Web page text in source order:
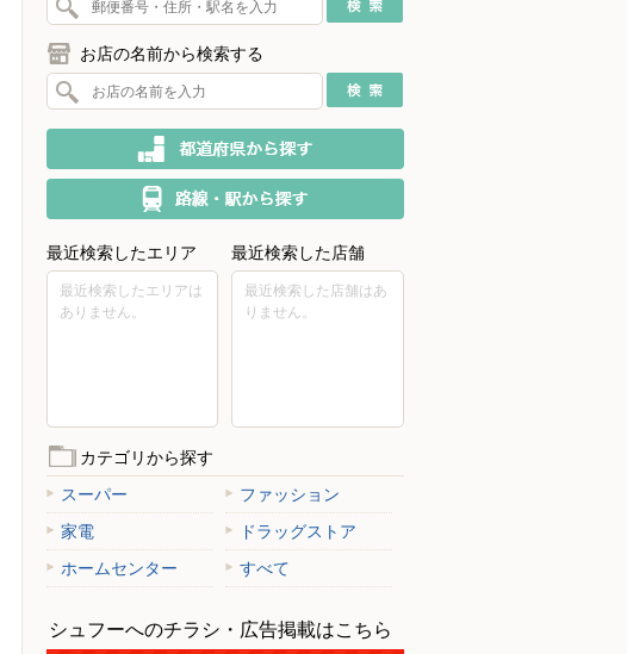
お店の名前から検索する
最近検索したエリア
最近検索したエリアは
ありません。
最近検索した店舗
最近検索した店舗はあ
りません。
カテゴリから探す
スーパー
ファッション
家電
ドラッグストア
ホームセンター
すべて
シュフーへのチラシ・広告掲載はこちら